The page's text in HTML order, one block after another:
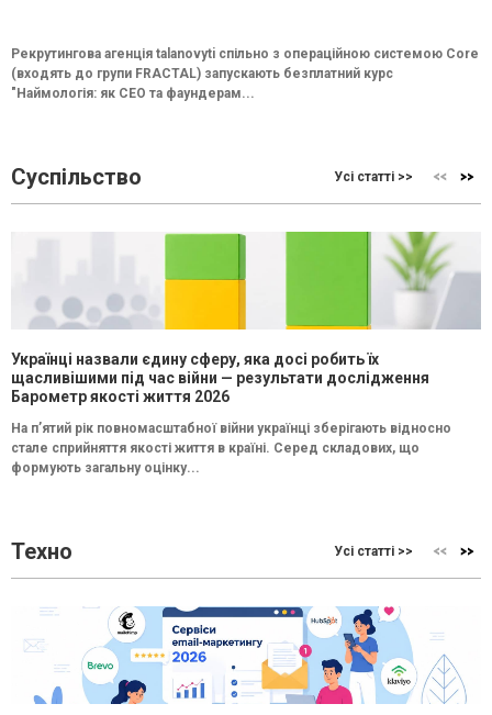
Рекрутингова агенція talanovyti спільно з операційною системою Core
(входять до групи FRACTAL) запускають безплатний курс
"Наймологія: як СEO та фаундерам...
Суспільство Усі статті >>
Українці назвали єдину сферу, яка досі робить їх
щасливішими під час війни — результати дослідження
Барометр якості життя 2026
На п’ятий рік повномасштабної війни українці зберігають відносно
стале сприйняття якості життя в країні. Серед складових, що
формують загальну оцінку...
Техно Усі статті >>